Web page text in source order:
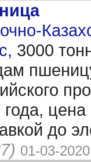
3000
года,
до
01-03-2020